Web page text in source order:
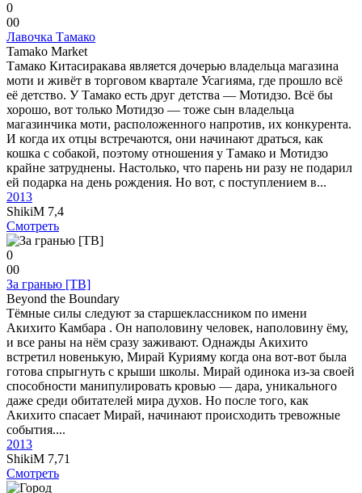
0
00
Лавочка Тамако
Tamako Market
Тамако Китасиракава является дочерью владельца магазина
моти и живёт в торговом квартале Усагияма, где прошло всё
её детство. У Тамако есть друг детства — Мотидзо. Всё бы
хорошо, вот только Мотидзо — тоже сын владельца
магазинчика моти, расположенного напротив, их конкурента.
И когда их отцы встречаются, они начинают драться, как
кошка с собакой, поэтому отношения у Тамако и Мотидзо
крайне затруднены. Настолько, что парень ни разу не подарил
ей подарка на день рождения. Но вот, с поступлением в...
2013
ShikiM 7,4
Смотреть
0
00
За гранью [ТВ]
Beyond the Boundary
Тёмные силы следуют за старшеклассником по имени
Акихито Камбара . Он наполовину человек, наполовину ёму,
и все раны на нём сразу заживают. Однажды Акихито
встретил новенькую, Мирай Курияму когда она вот-вот была
готова спрыгнуть с крыши школы. Мирай одинока из-за своей
способности манипулировать кровью — дара, уникального
даже среди обитателей мира духов. Но после того, как
Акихито спасает Мирай, начинают происходить тревожные
события....
2013
ShikiM 7,71
Смотреть